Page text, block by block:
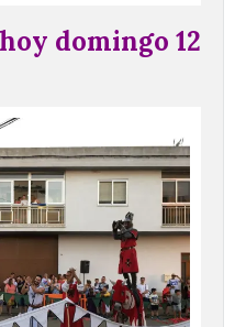
domingo 12